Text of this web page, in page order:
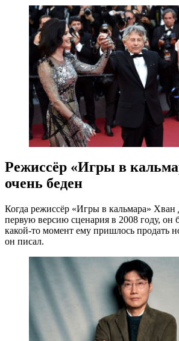
Режиссёр «Игры в
очень беден
Когда режиссёр «Игры в кальмара»
первую версию сценария в 2008 году, он
какой-то момент ему пришлось продать
он писал.